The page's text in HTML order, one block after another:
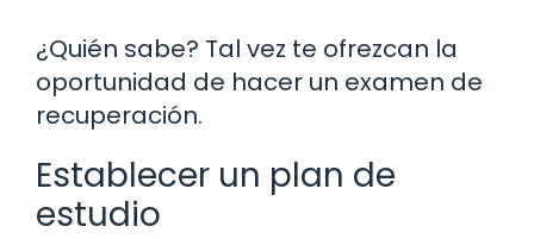
¿Quién sabe? Tal vez te ofrezcan la
oportunidad de hacer un examen de
recuperación.
Establecer un plan de
estudio